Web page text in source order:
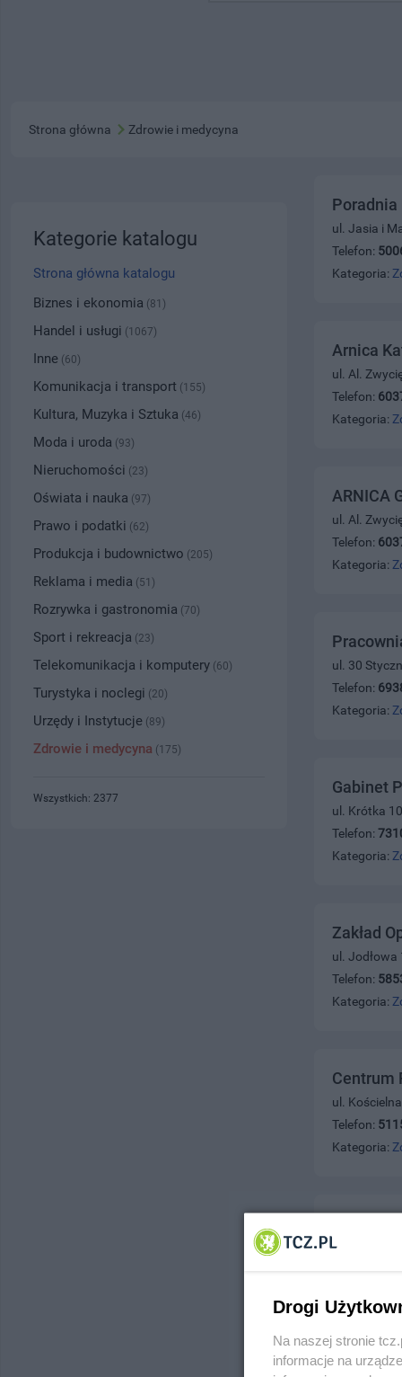
Strona główna Zdrowie i medycyna
Poradnia
ul. Jasia i
Telefon:
Kategoria:
Arnica
ul. Al.
Telefon:
Kategoria:
ARNICA
ul. Al.
Telefon:
Kategoria:
ul. 30
Telefon:
Kategoria:
Gabinet
ul. Krótka
Telefon:
Kategoria:
Zakład
ul. Jodłowa
Telefon:
Kategoria:
Centrum
ul.
Telefon:
Kategoria:
ul. 14
Kategorie katalogu
Strona główna katalogu
Biznes i ekonomia (81)
Handel i usługi (1067)
Inne (60)
Komunikacja i transport (155)
Kultura, Muzyka i Sztuka (46)
Moda i uroda (93)
Nieruchomości (23)
Oświata i nauka (97)
Prawo i podatki (62)
Produkcja i budownictwo (205)
Reklama i media (51)
Rozrywka i gastronomia (70)
Sport i rekreacja (23)
Telekomunikacja i komputery (60)
Turystyka i noclegi (20)
Urzędy i Instytucje (89)
Zdrowie i medycyna (175)
Wszystkich: 2377
Drogi
Na naszej stronie
informacje na